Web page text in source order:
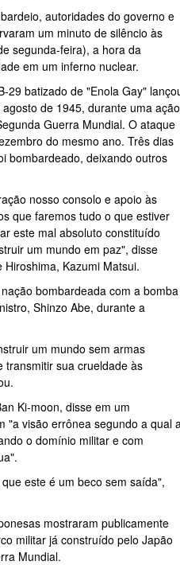
autoridades do governo e
um minuto de silêncio às
segunda-feira), a hora da
em um inferno nuclear.
29 batizado de "Enola Gay"
de 1945, durante uma ação
Guerra Mundial. O ataque
do mesmo ano. Três dias
bombardeado, deixando outros
nosso consolo e apoio às
que faremos tudo o que estiver
este mal absoluto constituído
um mundo em paz", disse
Kazumi Matsui.
bombardeada com a bomba
Shinzo Abe, durante a
um mundo sem armas
transmitir sua crueldade às
Ki-moon, disse em um
"a visão errônea segundo a qual
o domínio militar e com
este é um beco sem saída",
mostraram publicamente
militar já construído pelo Japão
Mundial.